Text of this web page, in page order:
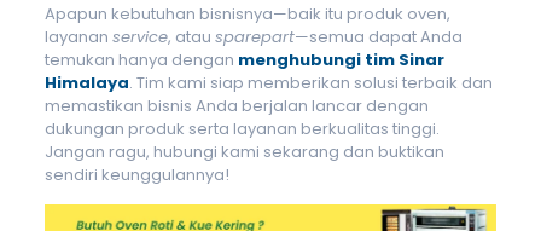
Apapun kebutuhan bisnisnya—baik itu produk oven,
layanan service, atau sparepart—semua dapat Anda
temukan hanya dengan menghubungi tim Sinar
Himalaya. Tim kami siap memberikan solusi terbaik dan
memastikan bisnis Anda berjalan lancar dengan
dukungan produk serta layanan berkualitas tinggi.
Jangan ragu, hubungi kami sekarang dan buktikan
sendiri keunggulannya!